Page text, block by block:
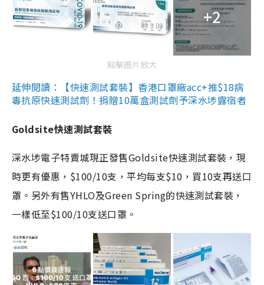
+2
點擊圖片放大
延伸閱讀：【快速測試套裝】香港口罩廠acc+推$18病
毒抗原快速測試劑！捐贈10萬盒測試劑予深水埗露宿者
Goldsite快速測試套裝
深水埗電子特賣城現正發售Goldsite快速測試套裝，現
時更有優惠，$100/10支，平均每支$10，買10支再送口
罩。另外有售YHLO及Green Spring的快速測試套裝，
一樣低至$100/10支送口罩。